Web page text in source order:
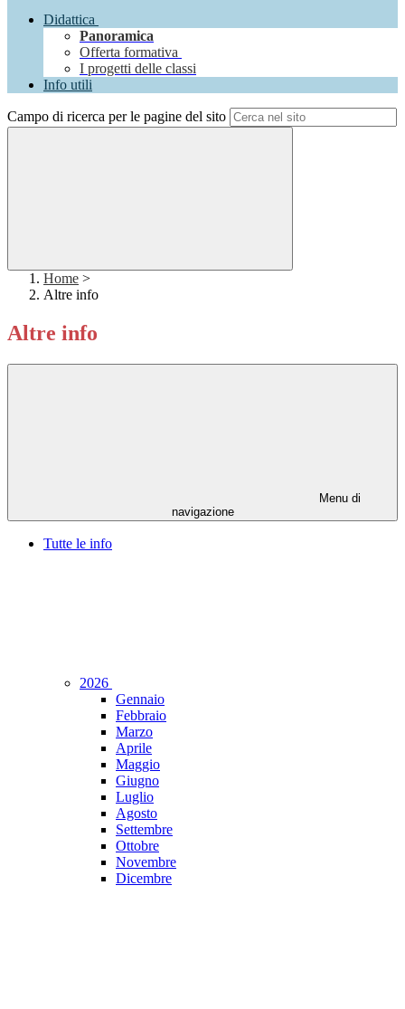
Didattica
Panoramica
Offerta formativa
I progetti delle classi
Info utili
Campo di ricerca per le pagine del sito
Home >
Altre info
Altre info
Menu di
navigazione
Tutte le info
2026
Gennaio
Febbraio
Marzo
Aprile
Maggio
Giugno
Luglio
Agosto
Settembre
Ottobre
Novembre
Dicembre